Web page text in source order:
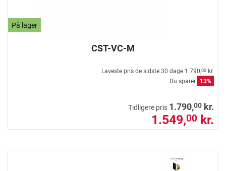
På lager
CST-VC-M
Laveste pris de sidste 30 dage 1.790,00 kr.
Du sparer
13%
Tidligere pris 1.790,00 kr.
1.549,00 kr.